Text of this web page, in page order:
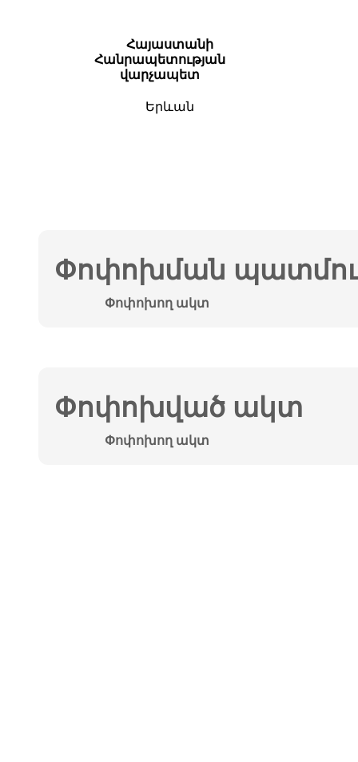
Հայաստանի
Հանրապետության
վարչապետ
Երևան
Փոփոխման
Փոփոխող ակտ
Փոփոխված ակտ
Փոփոխող ակտ